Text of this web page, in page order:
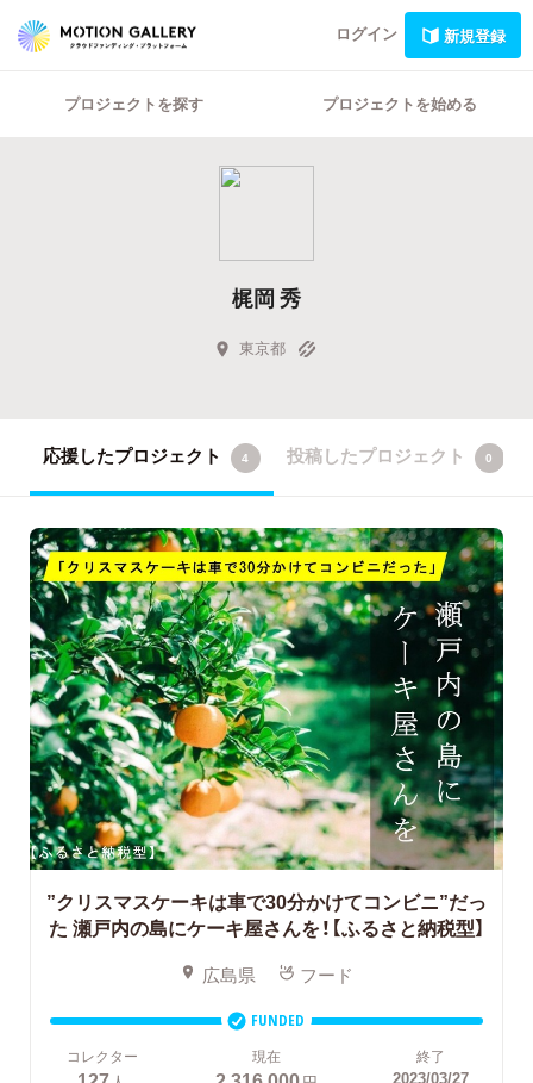
ログイン 新規登録
プロジェクトを探す プロジェクトを始める
梶岡 秀
東京都
応援したプロジェクト 4 投稿したプロジェクト 0
”クリスマスケーキは車で30分かけてコンビニ”だっ
た 瀬戸内の島にケーキ屋さんを！【ふるさと納税型】
広島県 フード
FUNDED
コレクター
現在 終了
2023/03/27